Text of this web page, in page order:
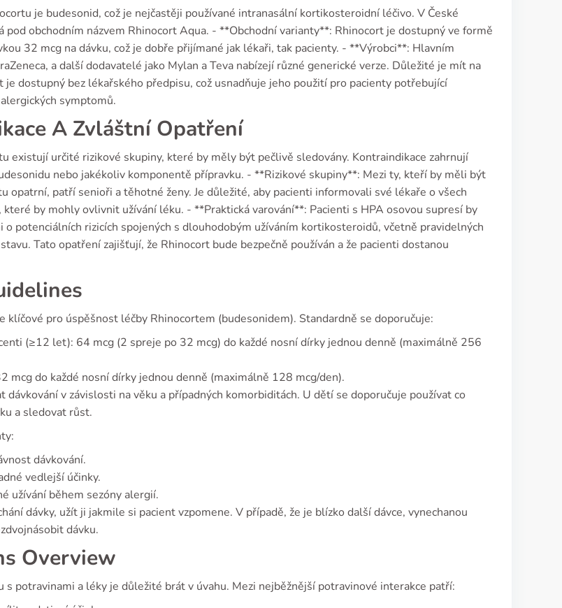
je budesonid, což je nejčastěji používané intranasální kortikosteroidní léčivo. V České
pod obchodním názvem Rhinocort Aqua. - **Obchodní varianty**: Rhinocort je dostupný ve formě
32 mcg na dávku, což je dobře přijímané jak lékaři, tak pacienty. - **Výrobci**: Hlavním
a další dodavatelé jako Mylan a Teva nabízejí různé generické verze. Důležité je mít na
je dostupný bez lékařského předpisu, což usnadňuje jeho použití pro pacienty potřebující
symptomů.
A Zvláštní Opatření
existují určité rizikové skupiny, které by měly být pečlivě sledovány. Kontraindikace zahrnují
nebo jakékoliv komponentě přípravku. - **Rizikové skupiny**: Mezi ty, kteří by měli být
opatrní, patří senioři a těhotné ženy. Je důležité, aby pacienti informovali své lékaře o všech
které by mohly ovlivnit užívání léku. - **Praktická varování**: Pacienti s HPA osovou supresí by
potenciálních rizicích spojených s dlouhodobým užíváním kortikosteroidů, včetně pravidelných
Tato opatření zajišťují, že Rhinocort bude bezpečně používán a že pacienti dostanou
klíčové pro úspěšnost léčby Rhinocortem (budesonidem). Standardně se doporučuje:
(≥12 let): 64 mcg (2 spreje po 32 mcg) do každé nosní dírky jednou denně (maximálně 256
mcg do každé nosní dírky jednou denně (maximálně 128 mcg/den).
dávkování v závislosti na věku a případných komorbiditách. U dětí se doporučuje používat co
a sledovat růst.
dávkování.
vedlejší účinky.
užívání během sezóny alergií.
dávky, užít ji jakmile si pacient vzpomene. V případě, že je blízko další dávce, vynechanou
dávku.
Overview
s potravinami a léky je důležité brát v úvahu. Mezi nejběžnější potravinové interakce patří: